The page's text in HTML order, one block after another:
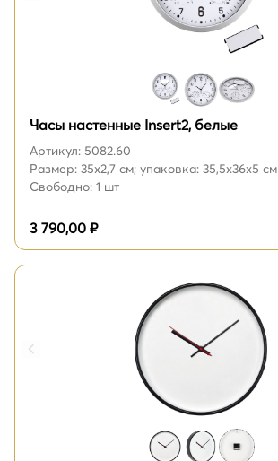
Часы настенные Insert2, белые
Артикул: 5082.60
Размер: 35х2,7 см; упаковка: 35,5х36х5 см
Свободно: 1 шт
3 790,00 ₽